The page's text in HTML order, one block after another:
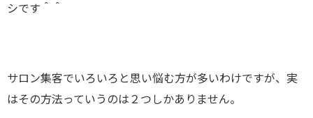
シです＾＾
サロン集客でいろいろと思い悩む方が多いわけですが、実
はその方法っていうのは２つしかありません。